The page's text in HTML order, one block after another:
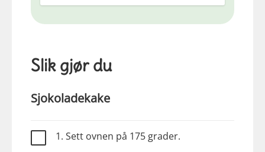
Slik gjør du
Sjokoladekake
1. Sett ovnen på 175 grader.